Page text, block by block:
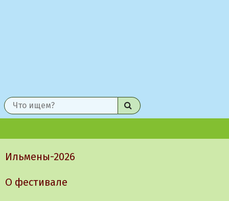
Найти
меню
Ильмены-2026
О фестивале